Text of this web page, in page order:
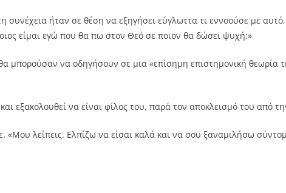
συνέχεια ήταν σε θέση να εξηγήσει εύγλωττα τι εννοούσε με
είμαι εγώ που θα πω στον Θεό σε ποιον θα δώσει ψυχή;»
μπορούσαν να οδηγήσουν σε μια «επίσημη επιστημονική θεωρία
εξακολουθεί να είναι φίλος του, παρά τον αποκλεισμό του από
«Μου λείπεις. Ελπίζω να είσαι καλά και να σου ξαναμιλήσω